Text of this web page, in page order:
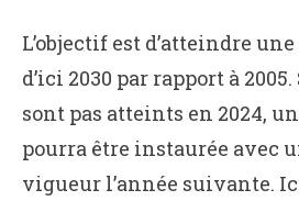
L’objectif est d’atteindre
d’ici 2030 par rapport à
sont pas atteints en 2024,
pourra être instaurée avec
vigueur l’année suivante.